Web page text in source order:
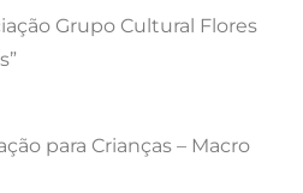
Grupo Cultural Flores
para Crianças – Macro